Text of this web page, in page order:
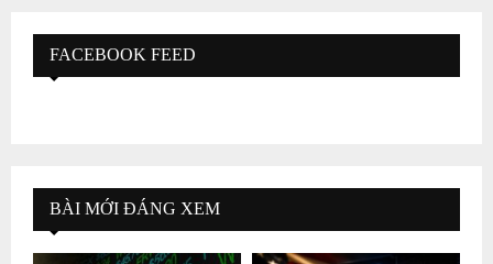
FACEBOOK FEED
BÀI MỚI ĐÁNG XEM